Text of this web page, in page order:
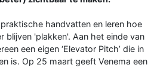
handvatten en leren hoe
blijven 'plakken'. Aan het einde van
een eigen ‘Elevator Pitch’ die in
is. Op 25 maart geeft Venema een